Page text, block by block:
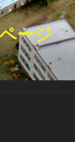
ージ